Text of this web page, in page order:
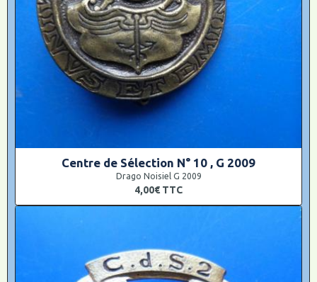
Centre de Sélection N° 10 , G 2009
Drago Noisiel G 2009
4,00€ TTC